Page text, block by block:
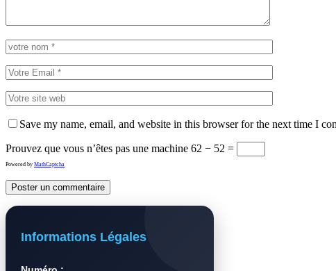
Save my name, email, and website in this browser for the next time I
Prouvez que vous n’êtes pas une machine 62 − 52 =
Powered by MathCaptcha
Informations Légales